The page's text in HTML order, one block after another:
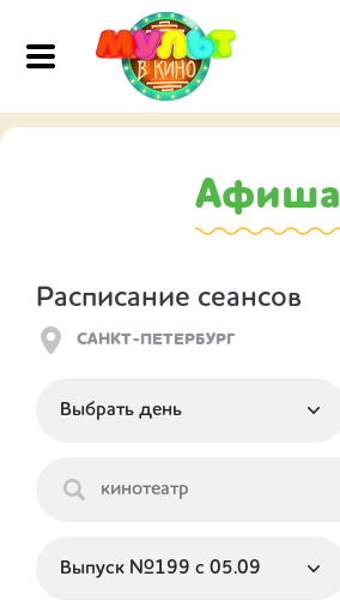
Афиша
Расписание сеансов